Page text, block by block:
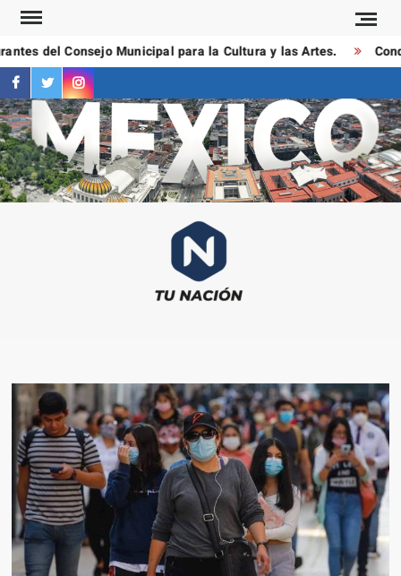
Saltar
contenidodel Consejo Municipal para la Cultura y las Artes.
facebook
twitterinstagram